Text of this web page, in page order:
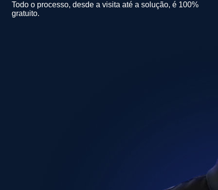
Todo o processo, desde a visita até a solução, é 100%
gratuito.